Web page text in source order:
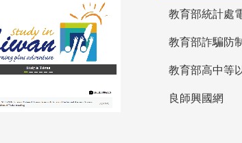
教育部統計處
教育部詐騙防
良師興國網